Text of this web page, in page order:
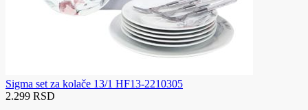
Sigma set za kolače 13/1 HF13-2210305
2.299 RSD